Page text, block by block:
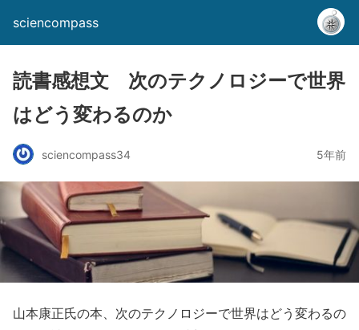
sciencompass
読書感想文 次のテクノロジーで世界
はどう変わるのか
sciencompass34 5年前
山本康正氏の本、次のテクノロジーで世界はどう変わるの